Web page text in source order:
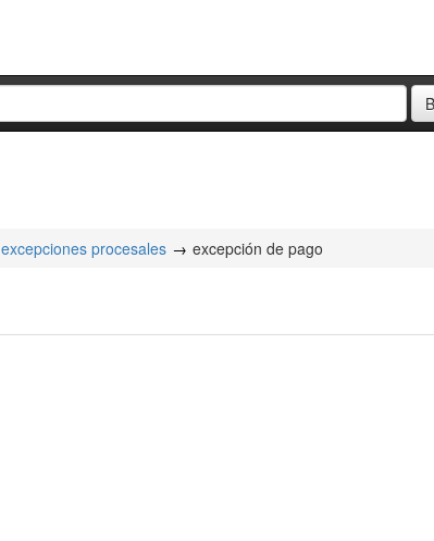
excepciones procesales excepción de pago